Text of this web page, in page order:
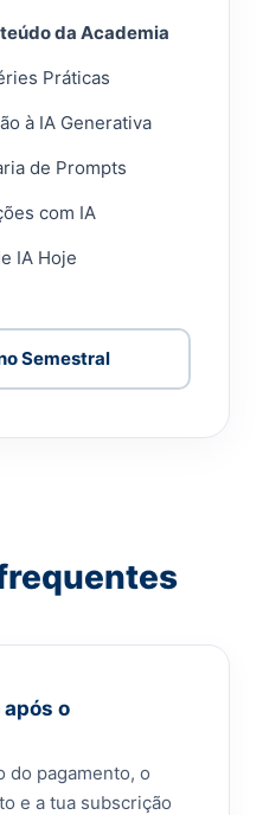
da Academia
Práticas
à IA Generativa
de Prompts
com IA
IA Hoje
Semestral
o
do pagamento, o
e a tua subscrição